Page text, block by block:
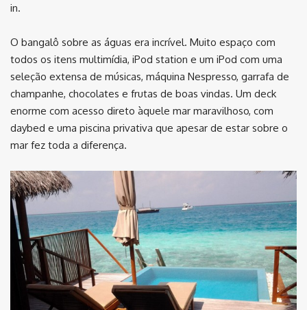
in.
O bangalô sobre as águas era incrível. Muito espaço com
todos os itens multimídia, iPod station e um iPod com uma
seleção extensa de músicas, máquina Nespresso, garrafa de
champanhe, chocolates e frutas de boas vindas. Um deck
enorme com acesso direto àquele mar maravilhoso, com
daybed e uma piscina privativa que apesar de estar sobre o
mar fez toda a diferença.